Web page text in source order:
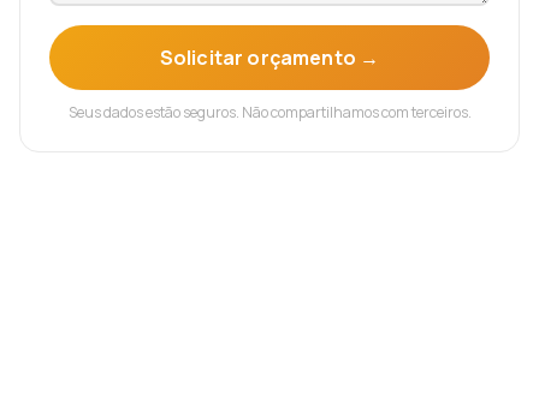
Solicitar orçamento →
Seus dados estão seguros. Não compartilhamos com terceiros.